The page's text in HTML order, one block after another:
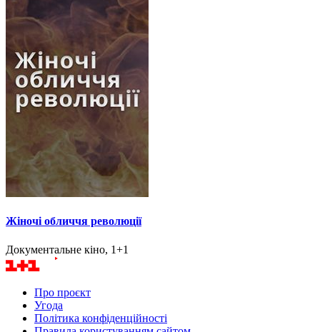
Жіночі обличчя революції
Документальне кіно, 1+1
Про проєкт
Угода
Політика конфіденційності